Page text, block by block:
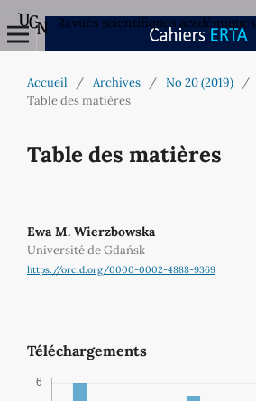
Revues scientifiques académiques
Accueil / Archives / No 20 (2019)
/
Table des matières
Table des matières
Ewa M. Wierzbowska
Université de Gdańsk
https://orcid.org/0000-0002-4888-9369
Téléchargements